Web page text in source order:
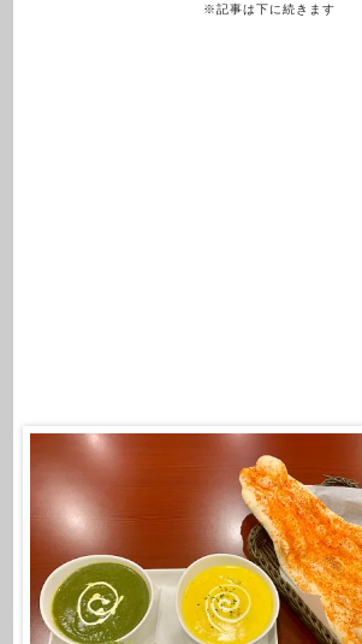
※記事は下に続きます